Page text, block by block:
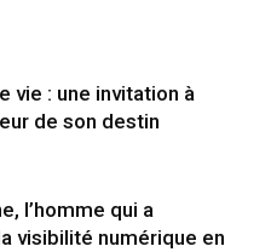
vie : une invitation à
de son destin
l’homme qui a
visibilité numérique en